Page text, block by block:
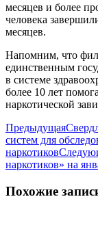
месяцев и более
человека
месяцев.
Напомним, что
единственным
в системе
более 10 лет
наркотической
Навигация
по
записям
Предыдущая
запись:
систем для
наркотиков
наркотиков» на
Похожие